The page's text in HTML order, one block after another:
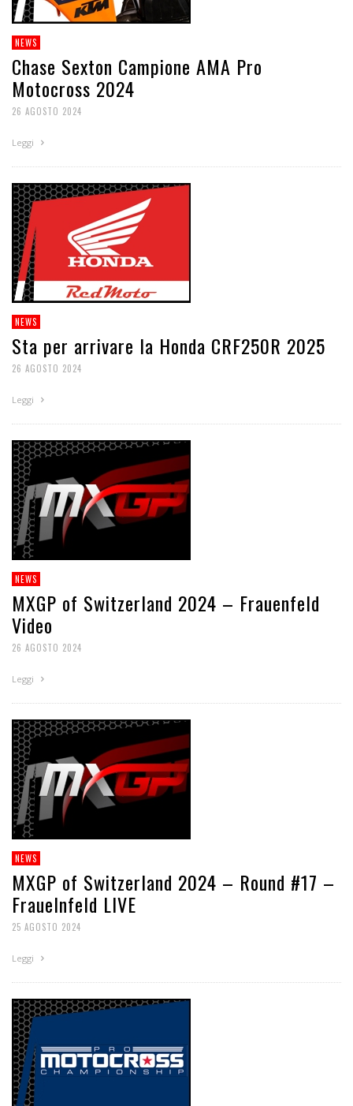
NEWS
Chase Sexton Campione AMA Pro
Motocross 2024
26 AGOSTO 2024
Leggi
NEWS
Sta per arrivare la Honda CRF250R 2025
26 AGOSTO 2024
Leggi
NEWS
MXGP of Switzerland 2024 – Frauenfeld
Video
26 AGOSTO 2024
Leggi
NEWS
MXGP of Switzerland 2024 – Round #17 –
Frauelnfeld LIVE
25 AGOSTO 2024
Leggi